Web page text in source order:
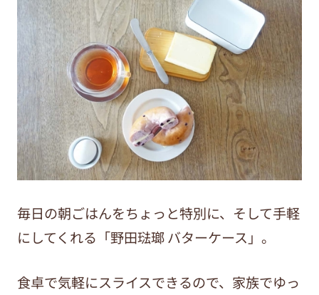
毎日の朝ごはんをちょっと特別に、そして手軽
にしてくれる「野田琺瑯 バターケース」。
食卓で気軽にスライスできるので、家族でゆっ